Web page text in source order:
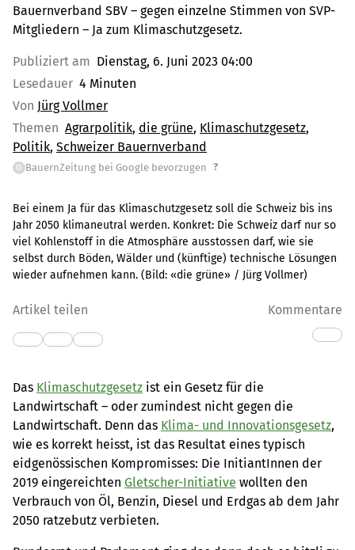
Bauernverband SBV – gegen einzelne Stimmen von SVP-
Mitgliedern – Ja zum Klimaschutzgesetz.
Publiziert am Dienstag, 6. Juni 2023 04:00
Lesedauer 4 Minuten
Von Jürg Vollmer
Themen Agrarpolitik die grüne Klimaschutzgesetz
Politik Schweizer Bauernverband
G BauernZeitung bei Google bevorzugen ?
Bei einem Ja für das Klimaschutzgesetz soll die Schweiz bis ins
Jahr 2050 klimaneutral werden. Konkret: Die Schweiz darf nur so
viel Kohlenstoff in die Atmosphäre ausstossen darf, wie sie
selbst durch Böden, Wälder und (künftige) technische Lösungen
wieder aufnehmen kann. (Bild: «die grüne» / Jürg Vollmer)
Artikel teilen Kommentare
Das Klimaschutzgesetz ist ein Gesetz für die
Landwirtschaft – oder zumindest nicht gegen die
Landwirtschaft. Denn das Klima- und Innovationsgesetz,
wie es korrekt heisst, ist das Resultat eines typisch
eidgenössischen Kompromisses: Die InitiantInnen der
2019 eingereichten Gletscher-Initiative wollten den
Verbrauch von Öl, Benzin, Diesel und Erdgas ab dem Jahr
2050 ratzebutz verbieten.